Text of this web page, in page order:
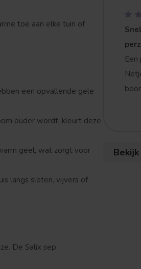
toe aan elke tuin of
een opvallende gele
ouder wordt, kleurt deze
geel, wat zorgt voor
langs sloten, vijvers of
De Salix sep.